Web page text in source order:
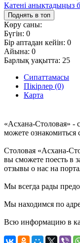
Қатені анықтадыңыз
Поднять в топ
Көру саны:
Бүгін: 0
Бір аптадан кейін: 0
Айына: 0
Барлық уақытта: 25
Сипаттамасы
Пікірлер (0)
Карта
«Асхана-Столовая» -
можете
Столовая «Асхана-
вы сможете поесть в
отзывы о нас на
Мы всегда рады
Мы находимся по
Всю информацию в